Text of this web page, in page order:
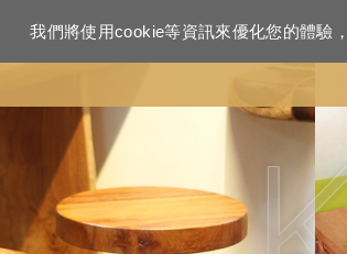
我們將使用cookie等資訊來優化您的體驗